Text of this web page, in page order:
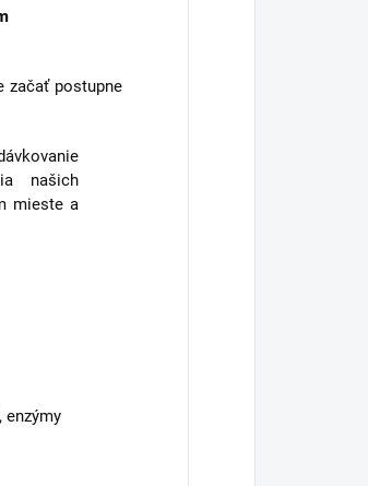
začať postupne
našich
mieste a
enzýmy